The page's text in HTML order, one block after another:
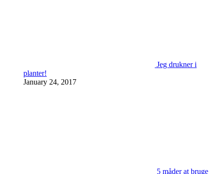
Jeg drukner i
planter!
January 24, 2017
5 måder at bruge